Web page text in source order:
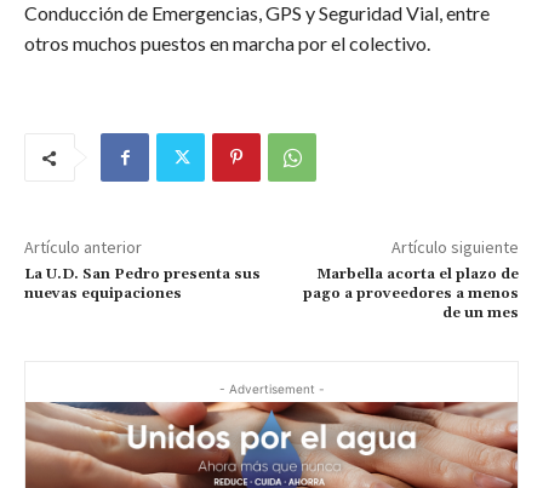
Conducción de Emergencias, GPS y Seguridad Vial, entre
otros muchos puestos en marcha por el colectivo.
Artículo anterior
La U.D. San Pedro presenta sus
nuevas equipaciones
Artículo siguiente
Marbella acorta el plazo de
pago a proveedores a menos
de un mes
- Advertisement -